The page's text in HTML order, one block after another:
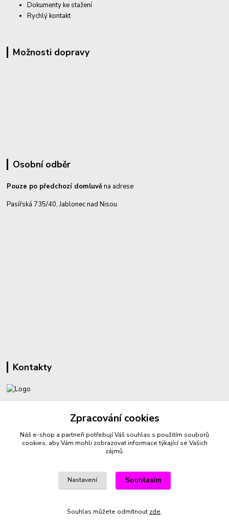
Dokumenty ke stažení
Rychlý kontakt
Možnosti dopravy
Osobní odběr
Pouze po předchozí domluvěna adrese
Pasířská 735/40, Jablonec nad Nisou
Kontakty
sperkyproradost@seznam.cz
Vytvořeno na Eshop-rychle.cz
Zpracování cookies
Náš e-shop a partneři potřebují Váš souhlas s použitím souborů
cookies, aby Vám mohli zobrazovat informace týkající se Vašich
zájmů.
Nastavení Souhlasím
Souhlas můžete odmítnout zde.